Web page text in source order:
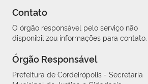
Contato
O órgão responsável pelo serviço não
disponibilizou informações para contato.
Órgão Responsável
Prefeitura de Cordeirópolis - Secretaria